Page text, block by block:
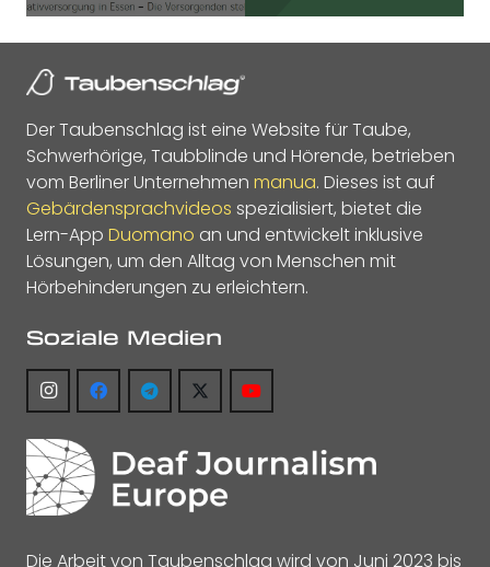
Der Taubenschlag ist eine Website für Taube,
Schwerhörige, Taubblinde und Hörende, betrieben
vom Berliner Unternehmen manua. Dieses ist auf
Gebärdensprachvideos spezialisiert, bietet die
Lern-App Duomano an und entwickelt inklusive
Lösungen, um den Alltag von Menschen mit
Hörbehinderungen zu erleichtern.
Soziale Medien
Die Arbeit von Taubenschlag wird von Juni 2023 bis